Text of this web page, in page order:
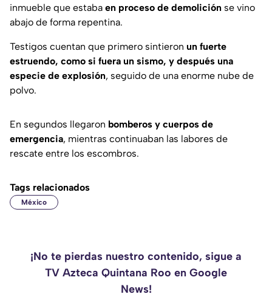
inmueble que estaba en proceso de demolición se vino
abajo de forma repentina.
Testigos cuentan que primero sintieron un fuerte
estruendo, como si fuera un sismo, y después una
especie de explosión, seguido de una enorme nube de
polvo.
En segundos llegaron bomberos y cuerpos de
emergencia, mientras continuaban las labores de
rescate entre los escombros.
Tags relacionados
México
¡No te pierdas nuestro contenido, sigue a
TV Azteca Quintana Roo en Google
News!